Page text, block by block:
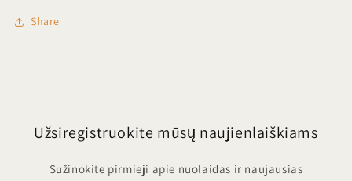
Share
Užsiregistruokite mūsų naujienlaiškiams
Sužinokite pirmieji apie nuolaidas ir naujausias